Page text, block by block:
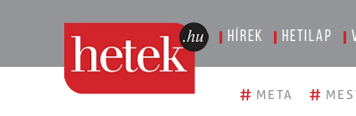
Hírek Hetilap
# META #